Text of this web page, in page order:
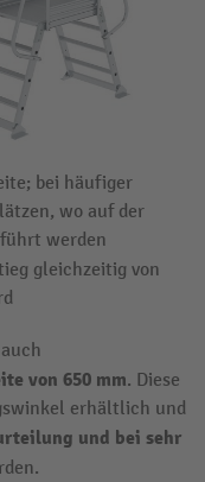
bei häufiger
wo auf der
werden
gleichzeitig von
von 650 mm. Diese
erhältlich und
und bei sehr